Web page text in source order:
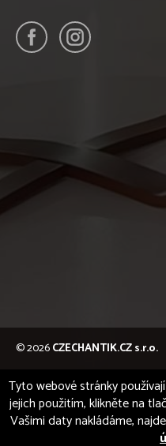
© 2026CZECHANTIK.CZ s.r.o.
Tyto webové stránky
jejich použitím, klikněte na
Vašimi daty nakládáme,